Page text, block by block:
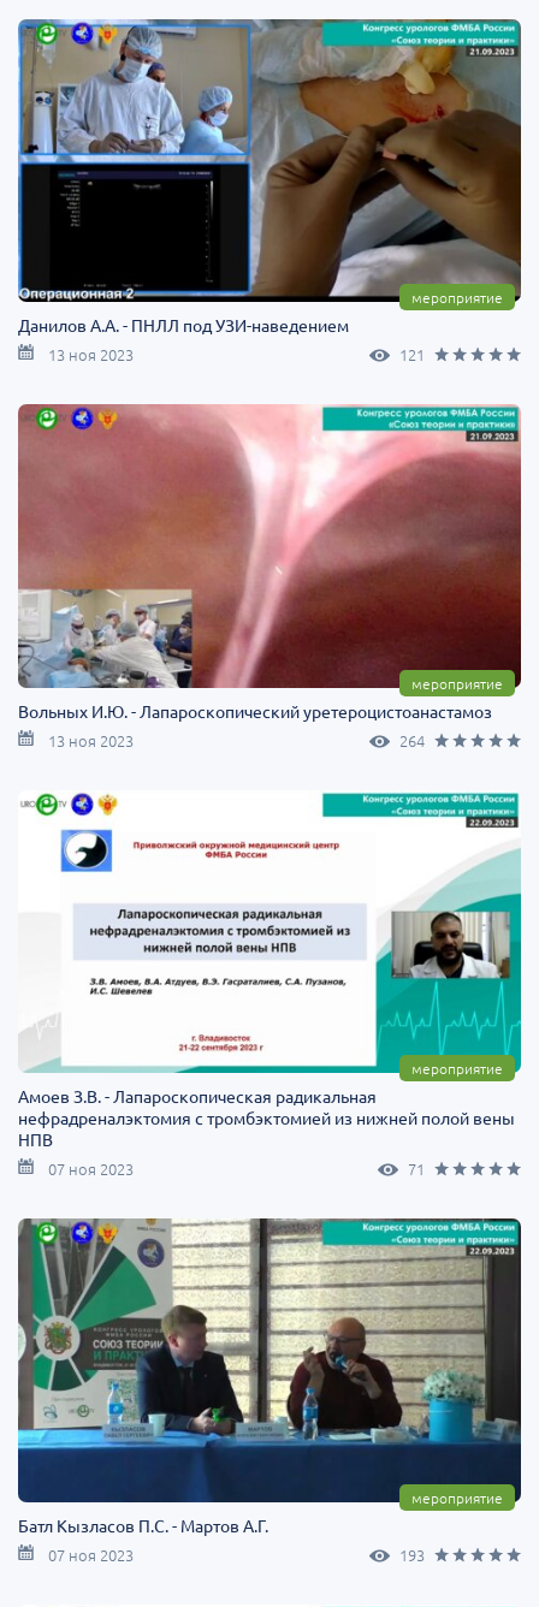
мероприятие
Данилов А.А. - ПНЛЛ под УЗИ-наведением
13 ноя 2023 121
мероприятие
Вольных И.Ю. - Лапароскопический уретероцистоанастамоз
13 ноя 2023 264
мероприятие
Амоев З.В. - Лапароскопическая радикальная
нефрадреналэктомия с тромбэктомией из нижней полой вены
НПВ
07 ноя 2023 71
мероприятие
Батл Кызласов П.С. - Мартов А.Г.
07 ноя 2023 193